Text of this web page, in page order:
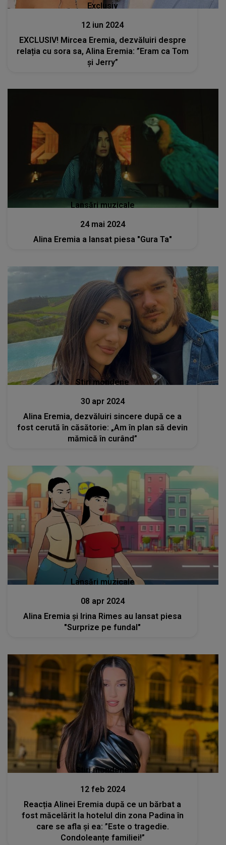
Exclusiv
12 iun 2024
EXCLUSIV! Mircea Eremia, dezvăluiri despre
relația cu sora sa, Alina Eremia: ”Eram ca Tom
și Jerry”
Lansări muzicale
24 mai 2024
Alina Eremia a lansat piesa "Gura Ta"
Stiri mondene
30 apr 2024
Alina Eremia, dezvăluiri sincere după ce a
fost cerută în căsătorie: „Am în plan să devin
mămică în curând”
Lansări muzicale
08 apr 2024
Alina Eremia și Irina Rimes au lansat piesa
"Surprize pe fundal"
Stiri mondene
12 feb 2024
Reacția Alinei Eremia după ce un bărbat a
fost măcelărit la hotelul din zona Padina în
care se afla și ea: ”Este o tragedie.
Condoleanțe familiei!”